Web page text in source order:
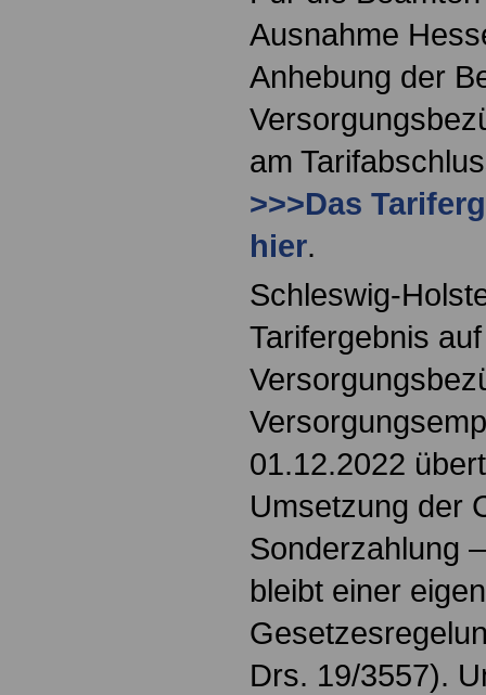
Ausnahme
Anhebung der
am
>>>Das
hier.
Schleswig-
Tarifergebnis
01.12.2022
Umsetzung der
Sonderzahlung
bleibt einer
Drs. 19/3557).